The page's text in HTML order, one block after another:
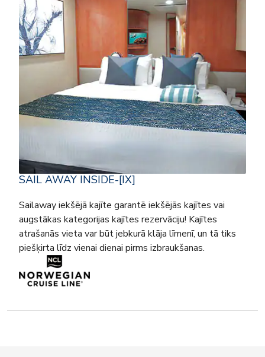
SAIL AWAY INSIDE-[IX]
Sailaway iekšējā kajīte garantē iekšējās kajītes vai
augstākas kategorijas kajītes rezervāciju! Kajītes
atrašanās vieta var būt jebkurā klāja līmenī, un tā tiks
piešķirta līdz vienai dienai pirms izbraukšanas.